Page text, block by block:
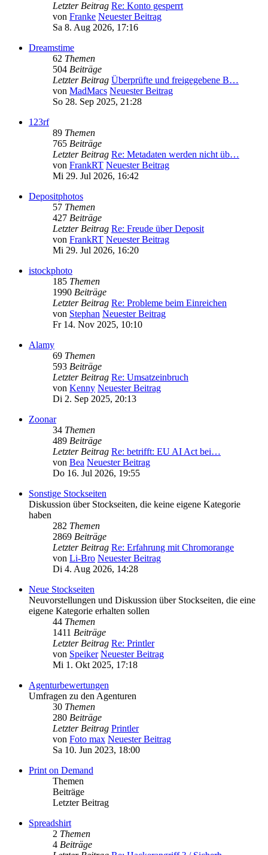
Letzter Beitrag Re: Konto gesperrt
von Franke Neuester Beitrag
Sa 8. Aug 2026, 17:16
Dreamstime
62 Themen
504 Beiträge
Letzter Beitrag Überprüfte und freigegebene B…
von MadMacs Neuester Beitrag
So 28. Sep 2025, 21:28
123rf
89 Themen
765 Beiträge
Letzter Beitrag Re: Metadaten werden nicht üb…
von FrankRT Neuester Beitrag
Mi 29. Jul 2026, 16:42
Depositphotos
57 Themen
427 Beiträge
Letzter Beitrag Re: Freude über Deposit
von FrankRT Neuester Beitrag
Mi 29. Jul 2026, 16:20
istockphoto
185 Themen
1990 Beiträge
Letzter Beitrag Re: Probleme beim Einreichen
von Stephan Neuester Beitrag
Fr 14. Nov 2025, 10:10
Alamy
69 Themen
593 Beiträge
Letzter Beitrag Re: Umsatzeinbruch
von Kenny Neuester Beitrag
Di 2. Sep 2025, 20:13
Zoonar
34 Themen
489 Beiträge
Letzter Beitrag Re: betrifft: EU AI Act bei…
von Bea Neuester Beitrag
Do 16. Jul 2026, 19:55
Sonstige Stockseiten
Diskussion über Stockseiten, die keine eigene Kategorie
haben
282 Themen
2869 Beiträge
Letzter Beitrag Re: Erfahrung mit Chromorange
von Li-Bro Neuester Beitrag
Di 4. Aug 2026, 14:28
Neue Stockseiten
Neuvorstellungen und Diskussion über Stockseiten, die eine
eigene Kategorie erhalten sollen
44 Themen
1411 Beiträge
Letzter Beitrag Re: Printler
von Speiker Neuester Beitrag
Mi 1. Okt 2025, 17:18
Agenturbewertungen
Umfragen zu den Agenturen
30 Themen
280 Beiträge
Letzter Beitrag Printler
von Foto max Neuester Beitrag
Sa 10. Jun 2023, 18:00
Print on Demand
Themen
Beiträge
Letzter Beitrag
Spreadshirt
2 Themen
4 Beiträge